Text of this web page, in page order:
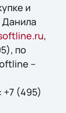
и
,
по
–
+7 (495)